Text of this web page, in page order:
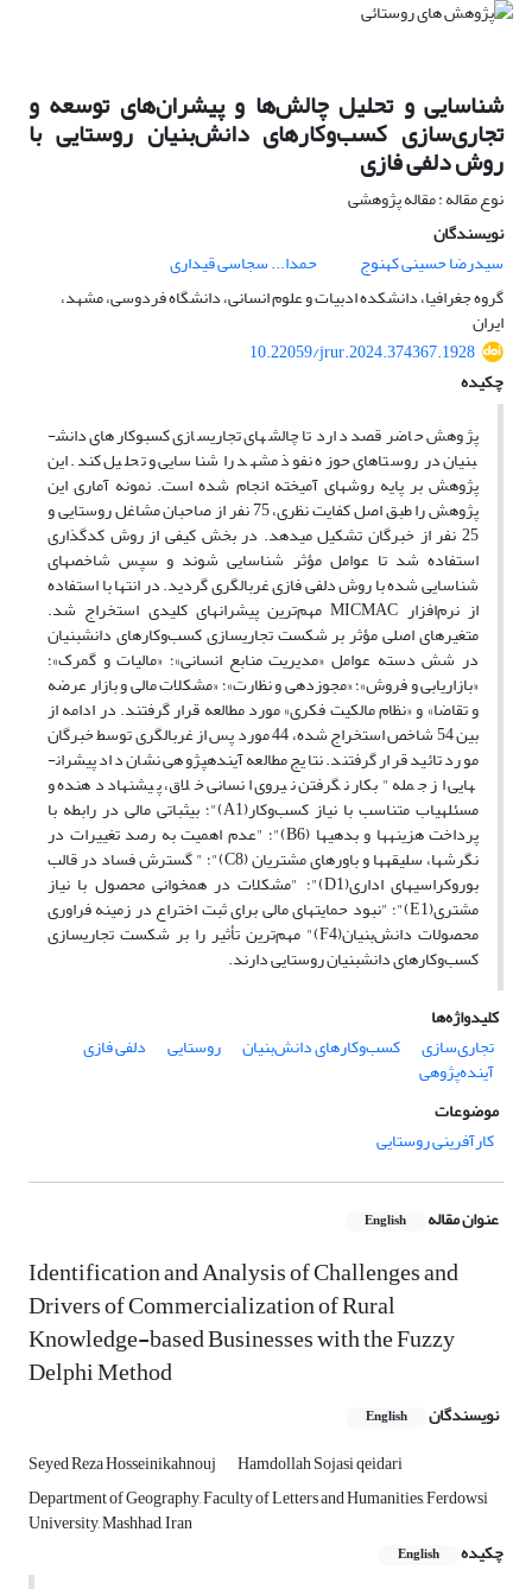
شناسایی و تحلیل چالش‌ها و پیشران‌های توسعه و
تجاری‌سازی کسب‌وکارهای دانش‌بنیان روستایی با
روش دلفی فازی
نوع مقاله : مقاله پژوهشی
نویسندگان
سیدرضا حسینی کهنوج
حمدا... سجاسی قیداری
گروه جغرافیا، دانشکده ادبیات و علوم انسانی، دانشگاه فردوسی، مشهد،
ایران
10.22059/jrur.2024.374367.1928
چکیده
پژوهش حاضر قصد دارد تا چالش­های تجاری­سازی کسب­و­کارهای دانش­
بنیان در روستاهای حوزه نفوذ مشهد را شناسایی و تحلیل کند. این
پژوهش بر پایه روش­های آمیخته انجام شده است. نمونه آماری این
پژوهش را طبق اصل کفایت نظری، 75 نفر از صاحبان مشاغل روستایی و
25 نفر از خبرگان تشکیل می­دهد. در بخش کیفی از روش کدگذاری
استفاده شد تا عوامل مؤثر شناسایی شوند و سپس شاخص­های
شناسایی شده با روش دلفی فازی غربالگری گردید. در انتها با استفاده
از نرم‌افزار MICMAC مهم‌ترین پیشران­های کلیدی استخراج شد.
متغیرهای اصلی مؤثر بر شکست تجاری­سازی کسب‌وکارهای دانش­بنیان
در شش دسته عوامل «مدیریت منابع انسانی»؛ «مالیات و گمرک»؛
«بازاریابی و فروش»؛ «مجوزدهی و نظارت»؛ «مشکلات مالی و بازار عرضه
و تقاضا» و «نظام مالکیت فکری» مورد مطالعه قرار گرفتند. در ادامه از
بین 54 شاخص استخراج شده، 44 مورد پس از غربال­گری توسط خبرگان
مورد تائید قرار گرفتند. نتایج مطالعه آینده­پژوهی نشان داد پیشران­
هایی از جمله "بکار نگرفتن نیروی انسانی خلاق، پیشنهاد دهنده و
مسئله­یاب متناسب با نیاز کسب‌وکار(A1)"؛ بی­ثباتی مالی در رابطه با
پرداخت هزینه­ها و بدهی­ها (B6)"؛ "عدم اهمیت به رصد تغییرات در
نگرش­ها، سلیقه­ها و باورهای مشتریان (C8)"؛ " گسترش فساد در قالب
بوروکراسی­های اداری(D1)"؛ "مشکلات در همخوانی محصول با نیاز
مشتری(E1)"؛ "نبود حمایت­های مالی برای ثبت اختراع در زمینه فراوری
محصولات دانش‌بنیان(F4)" مهم‌ترین تأثیر را بر شکست تجاری­سازی
کسب‌وکارهای دانش­بنیان روستایی دارند.
کلیدواژه‌ها
تجاری‌سازی
کسب‌وکارهای دانش‌بنیان روستایی دلفی فازی
آینده‌پژوهی
موضوعات
کارآفرینی روستایی
عنوان مقاله English
Identification and Analysis of Challenges and
Drivers of Commercialization of Rural
Knowledge-based Businesses with the Fuzzy
Delphi Method
نویسندگان English
Seyed Reza Hosseinikahnouj
Hamdollah Sojasi qeidari
Department of Geography, Faculty of Letters and Humanities, Ferdowsi
University, Mashhad, Iran
چکیده
English